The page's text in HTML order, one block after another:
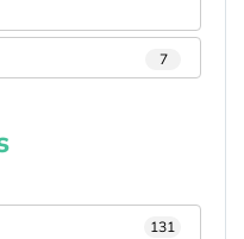
7
131